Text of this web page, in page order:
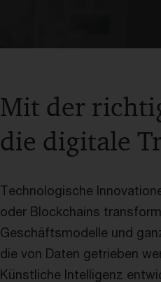
Mit der
die digitale
Technologische
oder Blockchains
Geschäftsmodelle und
die von Daten getrieben
Künstliche Intelligenz